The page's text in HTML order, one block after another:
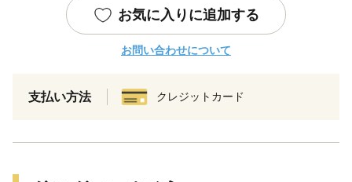
お気に入りに追加する
お問い合わせについて
支払い方法 クレジットカード